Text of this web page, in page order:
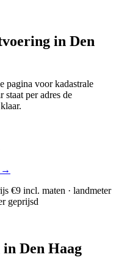
in Den
pagina voor kadastrale
per adres de
→
€9 incl. maten · landmeter
geprijsd
Den Haag